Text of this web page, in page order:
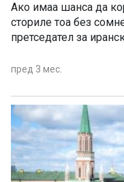
Ако имаа шанса да
сториле тоа без
претседател за
пред 3 мес.